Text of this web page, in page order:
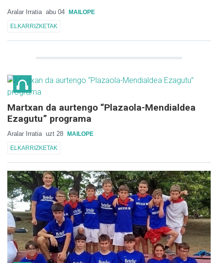
Aralar Irratia abu 04 MAILOPE
ELKARRIZKETAK
Martxan da aurtengo “Plazaola-Mendialdea
Ezagutu” programa
Aralar Irratia uzt 28 MAILOPE
ELKARRIZKETAK